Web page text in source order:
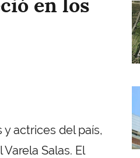
en los
actrices del país,
Salas. El